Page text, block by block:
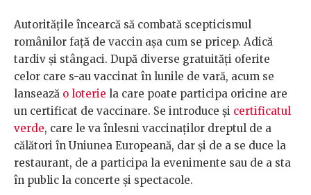
Autoritățile încearcă să combată scepticismul
românilor față de vaccin așa cum se pricep. Adică
tardiv și stângaci. După diverse gratuități oferite
celor care s-au vaccinat în lunile de vară, acum se
lansează o loterie la care poate participa oricine are
un certificat de vaccinare. Se introduce și certificatul
verde, care le va înlesni vaccinaților dreptul de a
călători în Uniunea Europeană, dar și de a se duce la
restaurant, de a participa la evenimente sau de a sta
în public la concerte și spectacole.